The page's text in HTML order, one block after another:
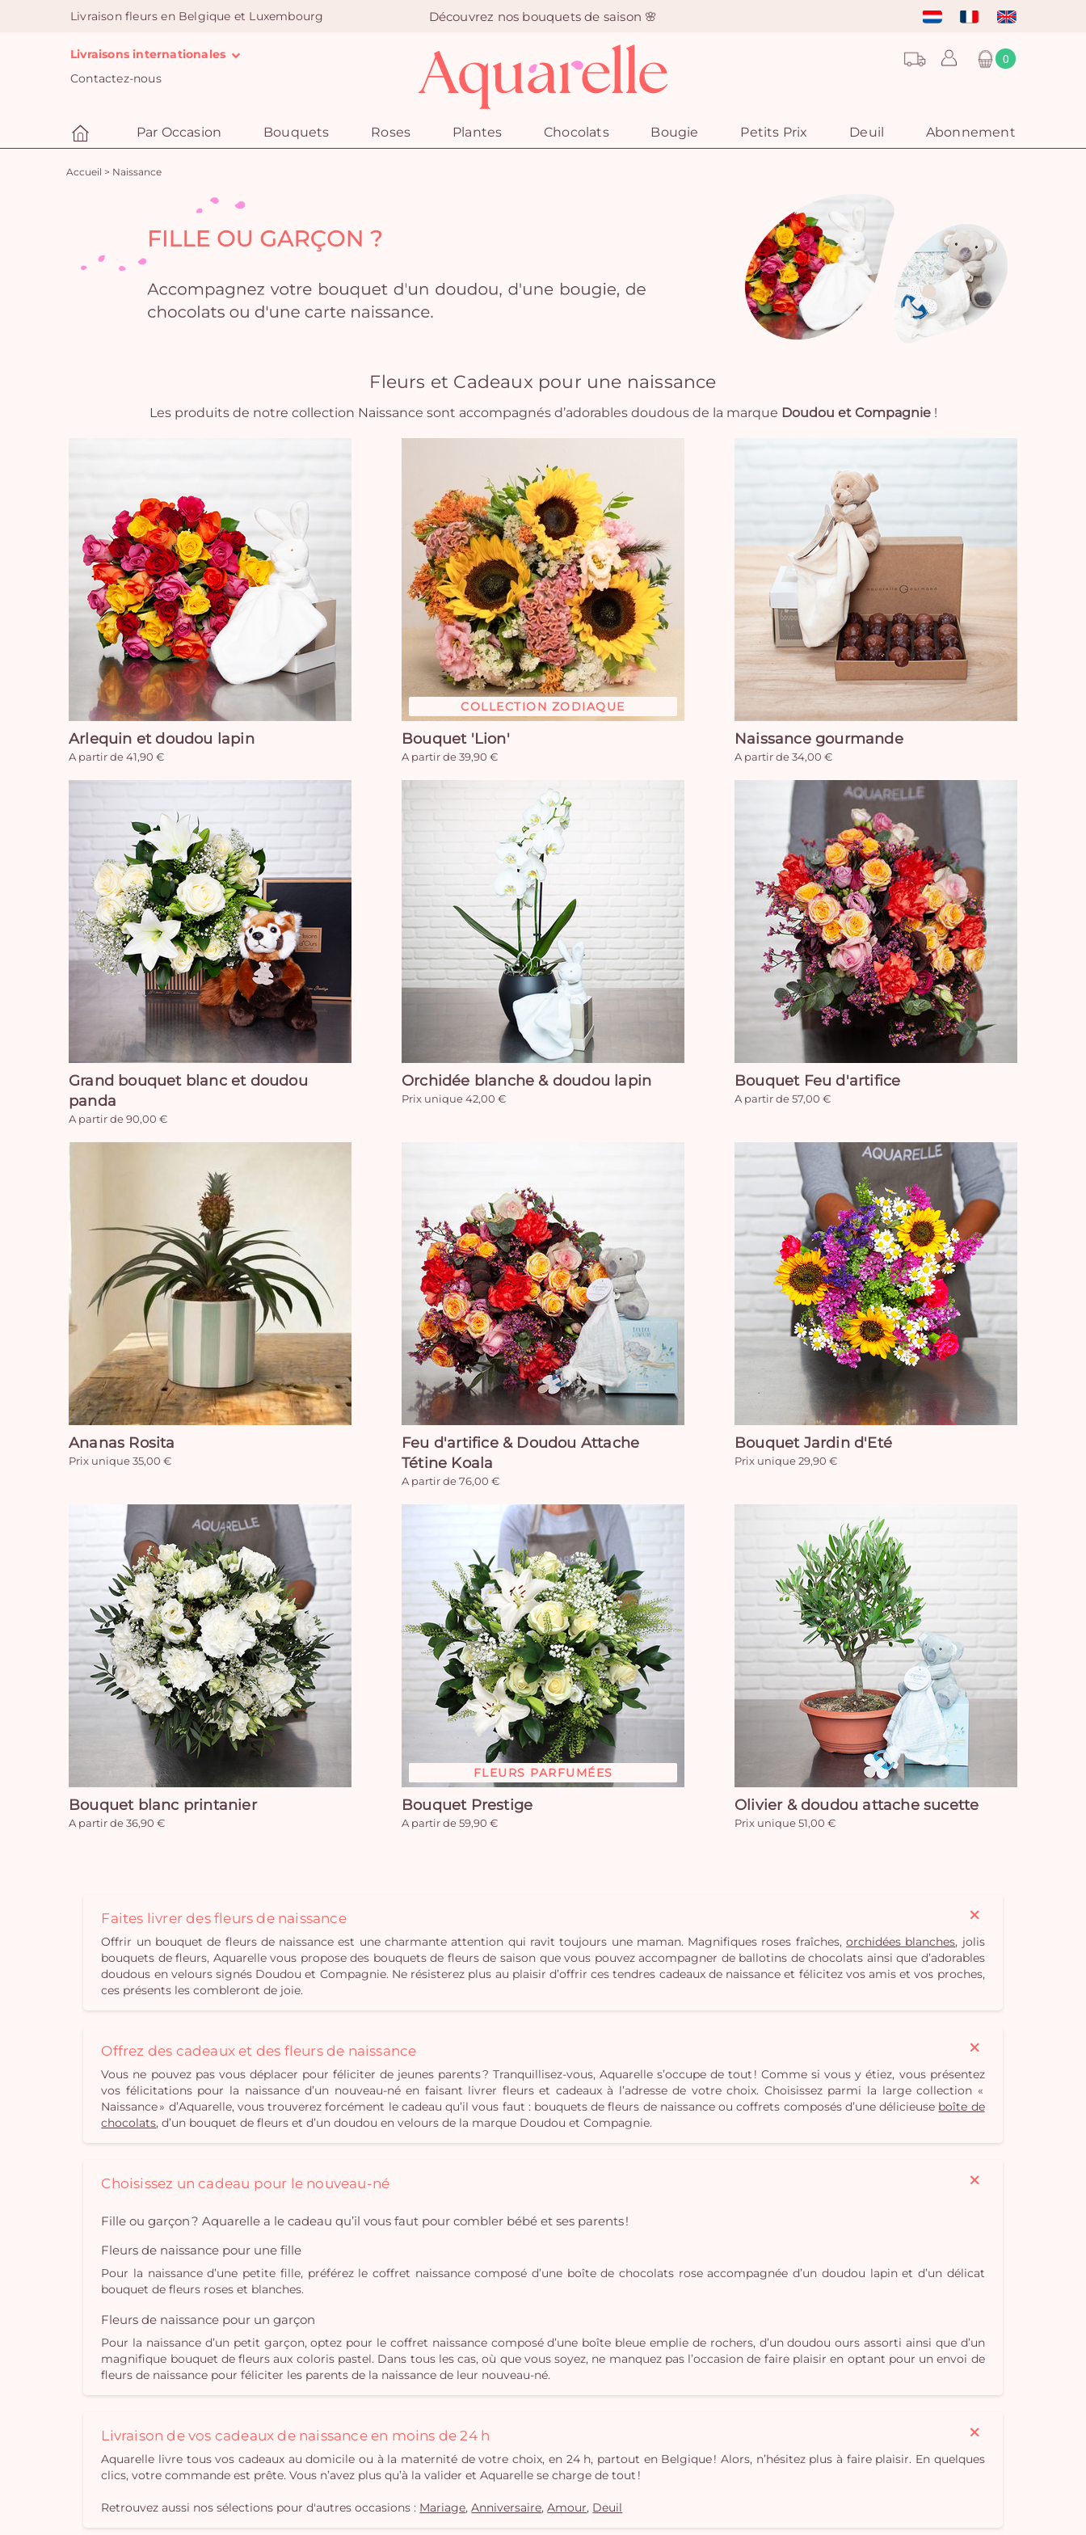
Livraison fleurs en Belgique et Luxembourg Découvrez nos bouquets de saison 🌸
Livraisons internationales
Contactez-nous
0
Par Occasion Bouquets Roses Plantes Chocolats Bougie Petits Prix Deuil Abonnement
Accueil > Naissance
Fleurs et Cadeaux pour une naissance
Les produits de notre collection Naissance sont accompagnés d’adorables doudous de la marque Doudou et Compagnie!
Arlequin et doudou lapin
A partir de 41,90 €
COLLECTION ZODIAQUE
Bouquet 'Lion'
A partir de 39,90 €
Naissance gourmande
A partir de 34,00 €
Grand bouquet blanc et doudou
panda
A partir de 90,00 €
Orchidée blanche & doudou lapin
Prix unique 42,00 €
Bouquet Feu d'artifice
A partir de 57,00 €
Ananas Rosita
Prix unique 35,00 €
Feu d'artifice & Doudou Attache
Tétine Koala
A partir de 76,00 €
Bouquet Jardin d'Eté
Prix unique 29,90 €
Bouquet blanc printanier
A partir de 36,90 €
FLEURS PARFUMÉES
Bouquet Prestige
A partir de 59,90 €
Olivier & doudou attache sucette
Prix unique 51,00 €
Faites livrer des fleurs de naissance
Offrir un bouquet de fleurs de naissance est une charmante attention qui ravit toujours une maman. Magnifiques roses fraîches,orchidées blanches, jolis
bouquets de fleurs, Aquarelle vous propose des bouquets de fleurs de saison que vous pouvez accompagner de ballotins de chocolats ainsi que d’adorables
doudous en velours signés Doudou et Compagnie. Ne résisterez plus au plaisir d’offrir ces tendres cadeaux de naissance et félicitez vos amis et vos proches,
ces présents les combleront de joie.
Offrez des cadeaux et des fleurs de naissance
Vous ne pouvez pas vous déplacer pour féliciter de jeunes parents ? Tranquillisez-vous, Aquarelle s’occupe de tout ! Comme si vous y étiez, vous présentez
vos félicitations pour la naissance d’un nouveau-né en faisant livrer fleurs et cadeaux à l’adresse de votre choix. Choisissez parmi la large collection «
Naissance » d’Aquarelle, vous trouverez forcément le cadeau qu’il vous faut : bouquets de fleurs de naissance ou coffrets composés d’une délicieuse boîte de
chocolats, d’un bouquet de fleurs et d’un doudou en velours de la marque Doudou et Compagnie.
Choisissez un cadeau pour le nouveau-né
Fille ou garçon ? Aquarelle a le cadeau qu’il vous faut pour combler bébé et ses parents !
Fleurs de naissance pour une fille
Pour la naissance d’une petite fille, préférez le coffret naissance composé d’une boîte de chocolats rose accompagnée d’un doudou lapin et d’un délicat
bouquet de fleurs roses et blanches.
Fleurs de naissance pour un garçon
Pour la naissance d’un petit garçon, optez pour le coffret naissance composé d’une boîte bleue emplie de rochers, d’un doudou ours assorti ainsi que d’un
magnifique bouquet de fleurs aux coloris pastel. Dans tous les cas, où que vous soyez, ne manquez pas l’occasion de faire plaisir en optant pour un envoi de
fleurs de naissance pour féliciter les parents de la naissance de leur nouveau-né.
Livraison de vos cadeaux de naissance en moins de 24 h
Aquarelle livre tous vos cadeaux au domicile ou à la maternité de votre choix, en 24 h, partout en Belgique ! Alors, n’hésitez plus à faire plaisir. En quelques
clics, votre commande est prête. Vous n’avez plus qu’à la valider et Aquarelle se charge de tout !
Retrouvez aussi nos sélections pour d'autres occasions : Mariage,Anniversaire,Amour, Deuil